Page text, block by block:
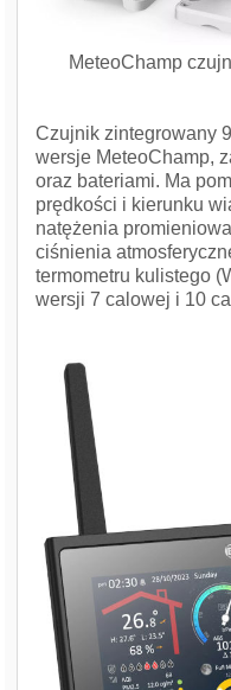
MeteoChamp
Czujnik zintegrowany
wersje MeteoChamp,
oraz bateriami. Ma
prędkości i kierunku
natężenia
ciśnienia
termometru kulistego
wersji 7 calowej i 10